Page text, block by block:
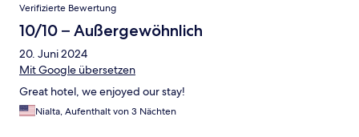
Verifizierte Bewertung
10/10 – Außergewöhnlich
20. Juni 2024
Mit Google übersetzen
Great hotel, we enjoyed our stay!
Nialta, Aufenthalt von 3 Nächten